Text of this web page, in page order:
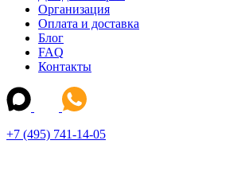
Организация
Оплата и доставка
Блог
FAQ
Контакты
+7 (495) 741-14-05